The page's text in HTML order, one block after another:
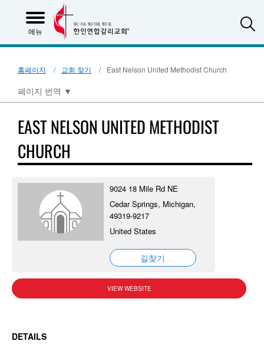
메뉴
홈페이지 교회 찾기 East Nelson United Methodist Church
페이지 번역 ▼
EAST NELSON UNITED METHODIST
CHURCH
9024 18 Mile Rd NE
Cedar Springs, Michigan,
49319-9217
United States
길찾기
VIEW WEBSITE
DETAILS